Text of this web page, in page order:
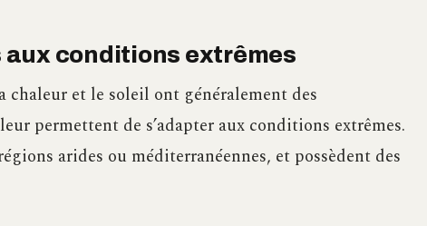
aux conditions extrêmes
et le soleil ont généralement des
permettent de s’adapter aux conditions extrêmes.
arides ou méditerranéennes, et possèdent des